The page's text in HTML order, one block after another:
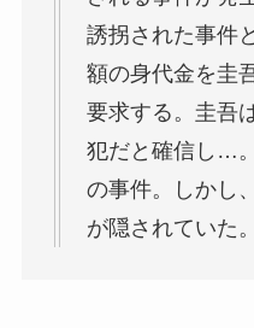
誘拐された事件
額の身代金を圭
要求する。圭吾
犯だと確信し…
の事件。しかし
が隠されていた。